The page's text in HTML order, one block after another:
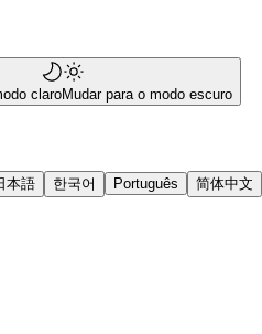
claroMudar para o modo escuro
本語 한국어 Português 简体中文